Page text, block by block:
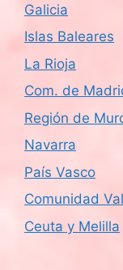
Galicia
Islas Baleares
La Rioja
Com. de
Región de
Navarra
País Vasco
Comunidad
Ceuta y Melilla